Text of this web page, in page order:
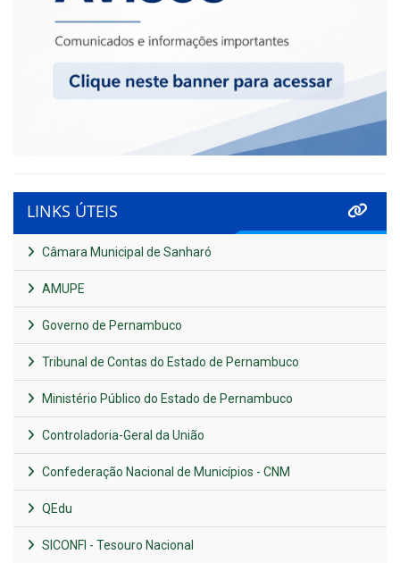
LINKS ÚTEIS
Câmara Municipal de Sanharó
AMUPE
Governo de Pernambuco
Tribunal de Contas do Estado de Pernambuco
Ministério Público do Estado de Pernambuco
Controladoria-Geral da União
Confederação Nacional de Municípios - CNM
QEdu
SICONFI - Tesouro Nacional